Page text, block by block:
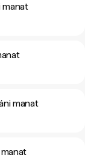
manat
manat